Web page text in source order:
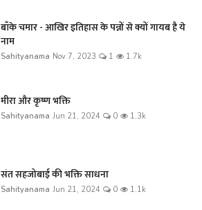
बाँके चमार - आखिर इतिहास के पन्नों से क्यों गायब है ये
नाम
Sahityanama Nov 7, 2023 1 1.7k
मीरा और कृष्ण भक्ति
Sahityanama Jun 21, 2024 0 1.3k
संत सहजोबाई की भक्ति साधना
Sahityanama Jun 21, 2024 0 1.1k